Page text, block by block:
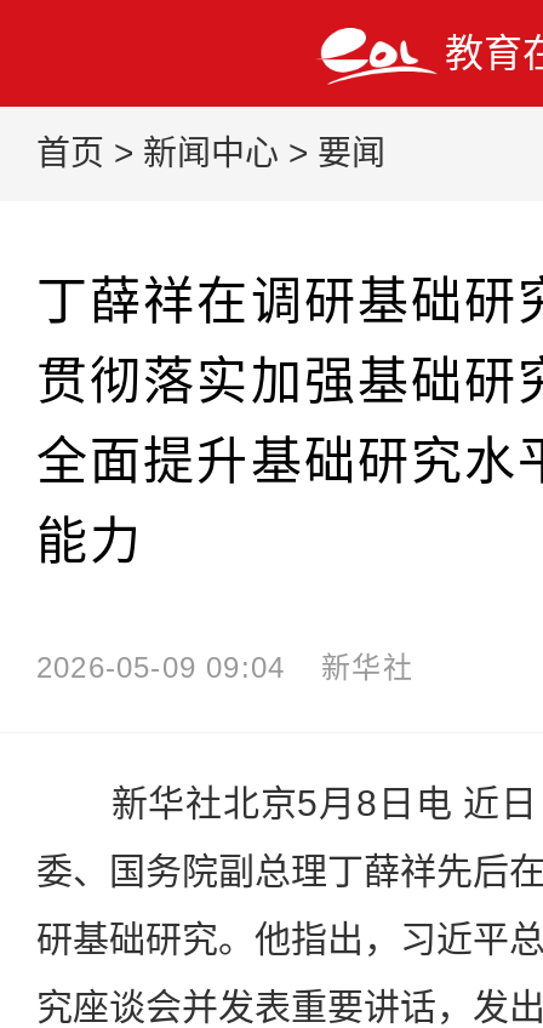
教育
首页 > 新闻中心 > 要闻
丁薛祥在调研基础研
贯彻落实加强基础研
全面提升基础研究水
能力
2026-05-09 09:04 新华社
新华社北京5月8日电 近日
委、国务院副总理丁薛祥先后
研基础研究。他指出，习近平
究座谈会并发表重要讲话，发